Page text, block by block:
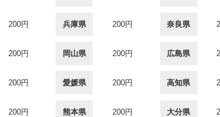
200円 兵庫県 200円 奈良県
200円 岡山県 200円 広島県
200円 愛媛県 200円 高知県
200円 熊本県 200円 大分県